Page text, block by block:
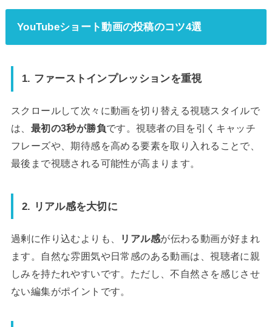
YouTubeショート動画の投稿のコツ4選
1. ファーストインプレッションを重視
スクロールして次々に動画を切り替える視聴スタイルで
は、 最初の3秒が勝負です。視聴者の目を引くキャッチ
フレーズや、期待感を高める要素を取り入れることで、
最後まで視聴される可能性が高まります。
2. リアル感を大切に
過剰に作り込むよりも、 リアル感が伝わる動画が好まれ
ます。自然な雰囲気や日常感のある動画は、視聴者に親
しみを持たれやすいです。ただし、不自然さを感じさせ
ない編集がポイントです。